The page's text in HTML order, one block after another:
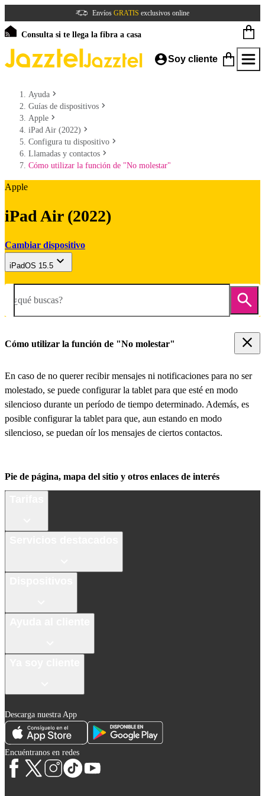
Envíos GRATIS exclusivos online
Consulta si te llega la fibra a casa
Soy cliente
Ayuda
Guías de dispositivos
Apple
iPad Air (2022)
Configura tu dispositivo
Llamadas y contactos
Cómo utilizar la función de "No molestar"
Apple
iPad Air (2022)
Cambiar dispositivo
iPadOS 15.5
¿qué buscas?
Cómo utilizar la función de "No molestar"
En caso de no querer recibir mensajes ni notificaciones para no ser
molestado, se puede configurar la tablet para que esté en modo
silencioso durante un período de tiempo determinado. Además, es
posible configurar la tablet para que, aun estando en modo
silencioso, se puedan oír los mensajes de ciertos contactos.
Pie de página, mapa del sitio y otros enlaces de interés
Descarga nuestra App
Encuéntranos en redes